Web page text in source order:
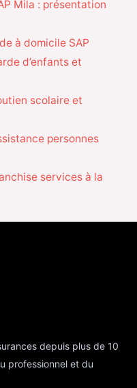
Mila : présentation
à domicile SAP
d’enfants et
scolaire et
personnes
services à la
depuis plus de 10
professionnel et du